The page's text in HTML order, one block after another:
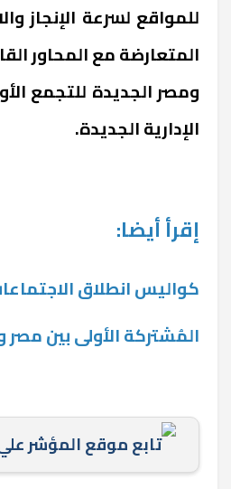
للمواقع لسرعة الإنجاز
المتعارضة مع المحاور
ومصر الجديدة للتجمع
الإدارية الجديدة.
إقرأ أيضا:
كواليس انطلاق
المُشتركة الأولى بين
تابع موقع المؤشر